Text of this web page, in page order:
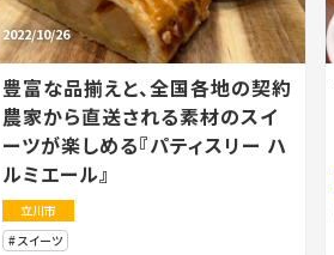
2022/10/26
豊富な品揃えと、全国各地の契約
農家から直送される素材のスイ
ーツが楽しめる『パティスリー ハ
ルミエール』
立川市
スイーツ